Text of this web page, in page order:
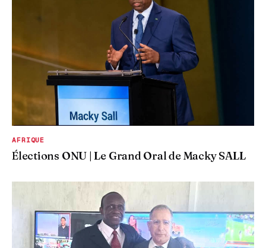
AFRIQUE
Élections ONU | Le Grand Oral de Macky SALL